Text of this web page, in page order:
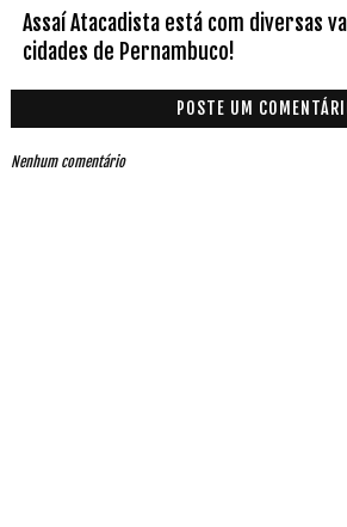
Assaí Atacadista está com diversas
cidades de Pernambuco!
POSTE UM
Nenhum comentário